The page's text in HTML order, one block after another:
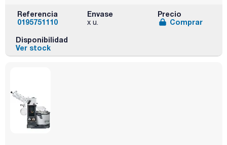
Referencia
0195751110
Envase
x u.
Precio
Comprar
Disponibilidad
Ver stock